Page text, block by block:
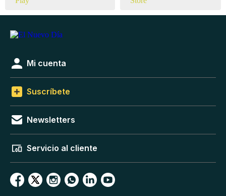
Mi cuenta
Suscríbete
Newsletters
Servicio al cliente